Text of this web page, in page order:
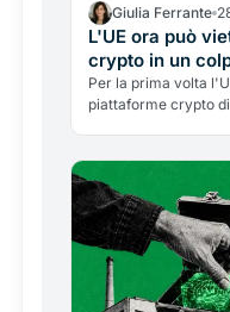
Giulia Ferrante
L'UE ora può
crypto in un
nascosta nelle
Per la prima volta
piattaforme crypto